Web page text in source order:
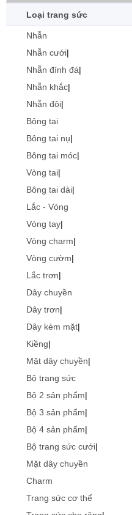
Loại trang sức
Nhẫn
Nhẫn cưới|
Nhẫn đính đá|
Nhẫn khắc|
Nhẫn đôi|
Bông tai
Bông tai nụ|
Bông tai móc|
Vòng tai|
Bông tai dài|
Lắc - Vòng
Vòng tay|
Vòng charm|
Vòng cườm|
Lắc trơn|
Dây chuyền
Dây trơn|
Dây kèm mặt|
Kiềng|
Mặt dây chuyền|
Bộ trang sức
Bộ 2 sản phẩm|
Bộ 3 sản phẩm|
Bộ 4 sản phẩm|
Bộ trang sức cưới|
Mặt dây chuyền
Charm
Trang sức cơ thể